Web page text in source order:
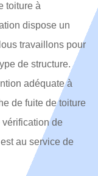
toiture à
dispose un
travaillons pour
de structure.
adéquate à
de fuite de toiture
de
au service de